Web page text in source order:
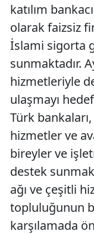
katılım
olarak faizsiz
İslami sigorta
sunmaktadır.
hizmetleriyle
ulaşmayı
Türk
hizmetler ve
bireyler ve
destek
ağı ve çeşitli
topluluğunun
karşılamada